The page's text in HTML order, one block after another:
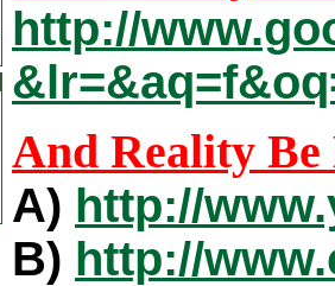
http://
And Reality Be
A) http://
B) http://